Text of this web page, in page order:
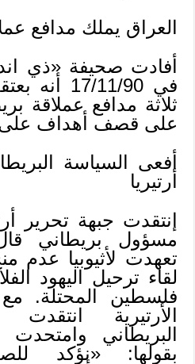
العراق يملك مدافع
أفادت صحيفة «ذي
في 17/11/
ثلاثة مدافع عملاقة
على قصف أهداف على
أفعى السياسة
أرتيريا
إنتقدت جبهة تحرير
مسؤول بريطاني
تعهدت لأثيوبيا عدم
لقاء ترحيل اليهود
فلسطين المحتلة.
الأرتيرية
البريطاني وامتحدت
بقولها: «نؤكد